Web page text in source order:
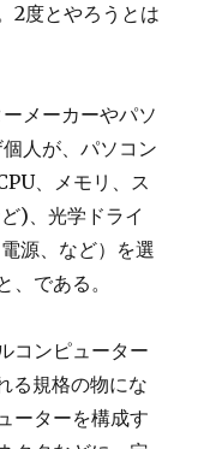
2度とやろうとは
メーカーやパソ
人が、パソコン
、メモリ、ス
)、光学ドライ
源、など）を選
である。
コンピューター
る規格の物にな
ーターを構成す